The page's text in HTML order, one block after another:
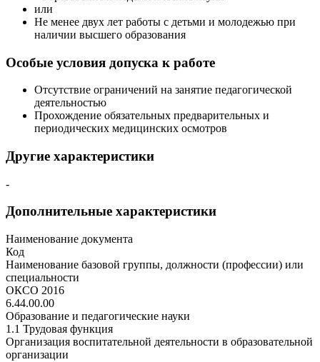
или
Не менее двух лет работы с детьми и молодежью при
наличии высшего образования
Особые условия допуска к работе
Отсутствие ограничений на занятие педагогической
деятельностью
Прохождение обязательных предварительных и
периодических медицинских осмотров
Другие характеристики
-
Дополнительные характеристики
Наименование документа
Код
Наименование базовой группы, должности (профессии) или
специальности
ОКСО 2016
6.44.00.00
Образование и педагогические науки
1.1 Трудовая функция
Организация воспитательной деятельности в образовательной
организации